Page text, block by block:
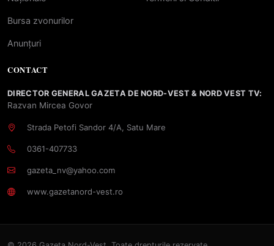
Bursa zvonurilor
Anunțuri
CONTACT
DIRECTOR GENERAL GAZETA DE NORD-VEST & NORD VEST TV:
Razvan Mircea Govor
Strada Petofi Sandor 4/A, Satu Mare
0361-407733
gazeta_nv@yahoo.com
www.gazetanord-vest.ro